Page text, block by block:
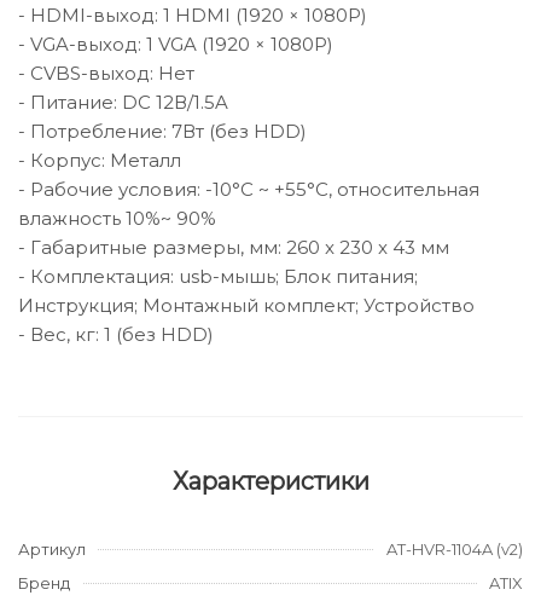
- HDMI-выход: 1 HDMI (1920 × 1080P)
- VGA-выход: 1 VGA (1920 × 1080P)
- CVBS-выход: Нет
- Питание: DC 12В/1.5A
- Потребление: 7Вт (без HDD)
- Корпус: Металл
- Рабочие условия: -10°C ~ +55°C, относительная
влажность 10%~ 90%
- Габаритные размеры, мм: 260 x 230 x 43 мм
- Комплектация: usb-мышь; Блок питания;
Инструкция; Монтажный комплект; Устройство
- Вес, кг: 1 (без HDD)
Характеристики
Артикул
AT-HVR-1104A (v2)
Бренд
ATIX